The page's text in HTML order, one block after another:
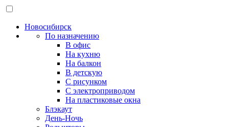
Новосибирск
По назначению
В офис
На кухню
На балкон
В детскую
С рисунком
С электроприводом
На пластиковые окна
Блэкаут
День-Ночь